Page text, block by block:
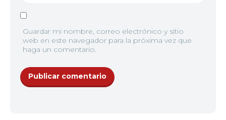
Guardar mi nombre, correo electrónico y sitio
web en este navegador para la próxima vez que
haga un comentario.